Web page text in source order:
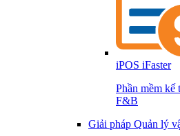
iPOS iFaster
Phần mềm kế
F&B
Giải pháp Quản lý